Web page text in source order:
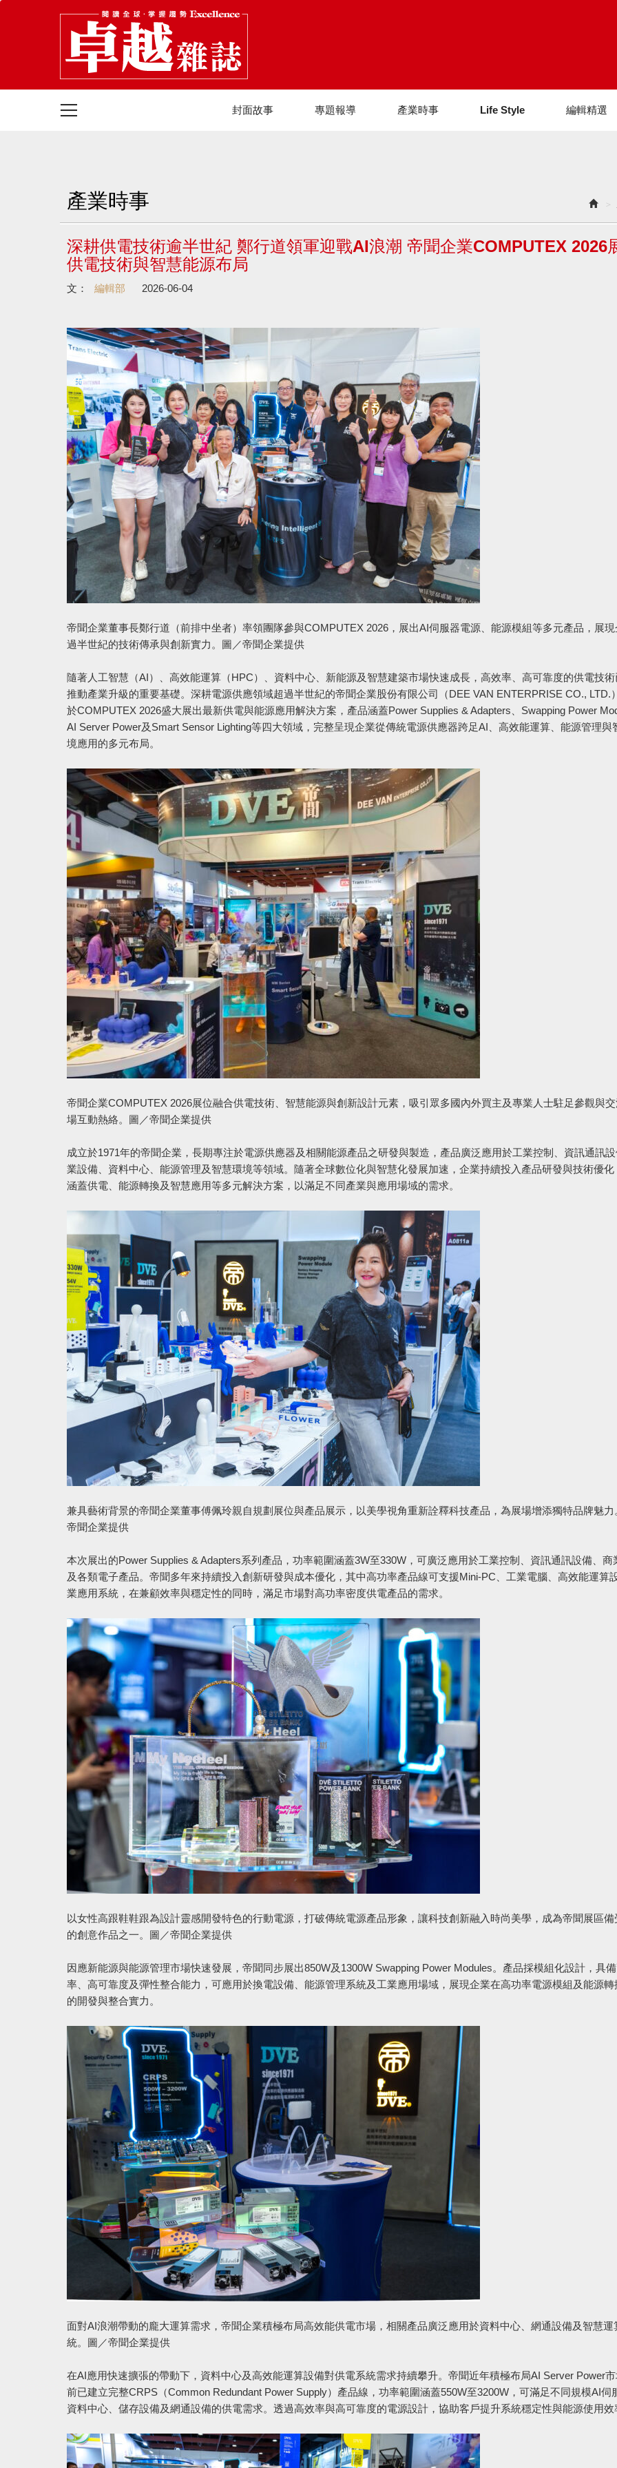
封面故事 專題報導 產業時事 Life Style 編輯精選
產業時事
深耕供電技術逾半世紀 鄭行道領軍迎戰AI浪潮 帝聞企業COMPUTEX 2026
供電技術與智慧能源布局
文： 編輯部 2026-06-04
帝聞企業董事長鄭行道（前排中坐者）率領團隊參與COMPUTEX 2026，展出AI伺服器電源、能源模組等多元產品，展
過半世紀的技術傳承與創新實力。圖／帝聞企業提供
隨著人工智慧（AI）、高效能運算（HPC）、資料中心、新能源及智慧建築市場快速成長，高效率、高可靠度的供電技
推動產業升級的重要基礎。深耕電源供應領域超過半世紀的帝聞企業股份有限公司（DEE VAN ENTERPRISE CO., LTD.
於COMPUTEX 2026盛大展出最新供電與能源應用解決方案，產品涵蓋Power Supplies & Adapters、Swapping Power
AI Server Power及Smart Sensor Lighting等四大領域，完整呈現企業從傳統電源供應器跨足AI、高效能運算、能源管理與
境應用的多元布局。
帝聞企業COMPUTEX 2026展位融合供電技術、智慧能源與創新設計元素，吸引眾多國內外買主及專業人士駐足參觀與
場互動熱絡。圖／帝聞企業提供
成立於1971年的帝聞企業，長期專注於電源供應器及相關能源產品之研發與製造，產品廣泛應用於工業控制、資訊通訊
業設備、資料中心、能源管理及智慧環境等領域。隨著全球數位化與智慧化發展加速，企業持續投入產品研發與技術優化
涵蓋供電、能源轉換及智慧應用等多元解決方案，以滿足不同產業與應用場域的需求。
兼具藝術背景的帝聞企業董事傅佩玲親自規劃展位與產品展示，以美學視角重新詮釋科技產品，為展場增添獨特品牌魅力
帝聞企業提供
本次展出的Power Supplies & Adapters系列產品，功率範圍涵蓋3W至330W，可廣泛應用於工業控制、資訊通訊設備、商
及各類電子產品。帝聞多年來持續投入創新研發與成本優化，其中高功率產品線可支援Mini-PC、工業電腦、高效能運算
業應用系統，在兼顧效率與穩定性的同時，滿足市場對高功率密度供電產品的需求。
以女性高跟鞋鞋跟為設計靈感開發特色的行動電源，打破傳統電源產品形象，讓科技創新融入時尚美學，成為帝聞展區備
的創意作品之一。圖／帝聞企業提供
因應新能源與能源管理市場快速發展，帝聞同步展出850W及1300W Swapping Power Modules。產品採模組化設計，具
率、高可靠度及彈性整合能力，可應用於換電設備、能源管理系統及工業應用場域，展現企業在高功率電源模組及能源轉
的開發與整合實力。
面對AI浪潮帶動的龐大運算需求，帝聞企業積極布局高效能供電市場，相關產品廣泛應用於資料中心、網通設備及智慧運
統。圖／帝聞企業提供
在AI應用快速擴張的帶動下，資料中心及高效能運算設備對供電系統需求持續攀升。帝聞近年積極布局AI Server Power
前已建立完整CRPS（Common Redundant Power Supply）產品線，功率範圍涵蓋550W至3200W，可滿足不同規模AI伺
資料中心、儲存設備及網通設備的供電需求。透過高效率與高可靠度的電源設計，協助客戶提升系統穩定性與能源使用效